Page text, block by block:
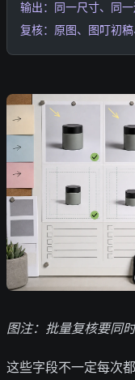
输出：同一尺寸、同一
复核：原图、图叮初
图注：批量复核要同
这些字段不一定每次